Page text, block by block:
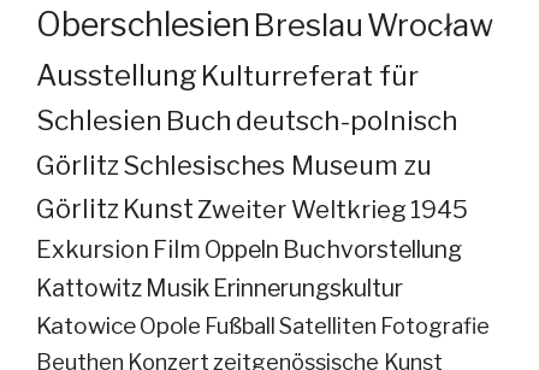
Oberschlesien Breslau Wrocław
Ausstellung Kulturreferat für
Schlesien Buch deutsch-polnisch
GörlitzSchlesisches Museum zu
Görlitz KunstZweiter Weltkrieg 1945
Exkursion Film Oppeln Buchvorstellung
Kattowitz Musik Erinnerungskultur
KatowiceOpole FußballSatelliten Fotografie
Beuthen Konzertzeitgenössische Kunst